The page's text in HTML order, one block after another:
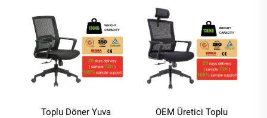
Toplu Döner Yuva
OEM Üretici Toplu